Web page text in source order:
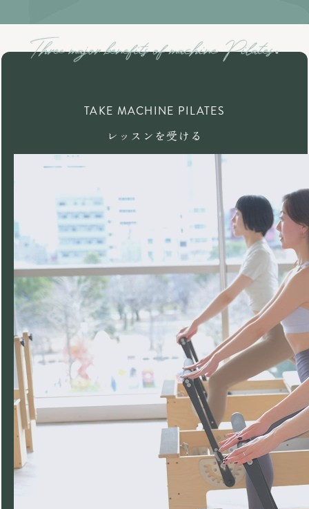
TAKE MACHINE PILATES
レッスンを受ける